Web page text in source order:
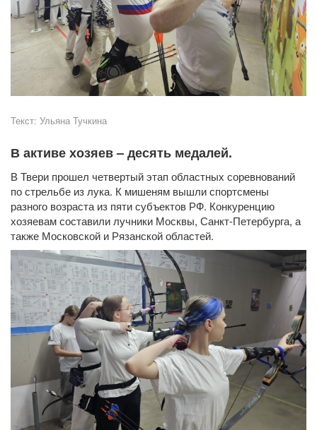
Текст: Ульяна Тучкина
В активе хозяев – десять медалей.
В Твери прошел четвертый этап областных соревнований
по стрельбе из лука. К мишеням вышли спортсмены
разного возраста из пяти субъектов РФ. Конкуренцию
хозяевам составили лучники Москвы, Санкт-Петербурга, а
также Московской и Рязанской областей.